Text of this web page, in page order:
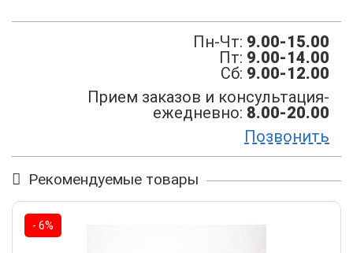
Пн-Чт: 9.00-15.00
Пт: 9.00-14.00
Сб: 9.00-12.00
Прием заказов и консультация-
ежедневно: 8.00-20.00
Позвонить
Рекомендуемые товары
- 6%